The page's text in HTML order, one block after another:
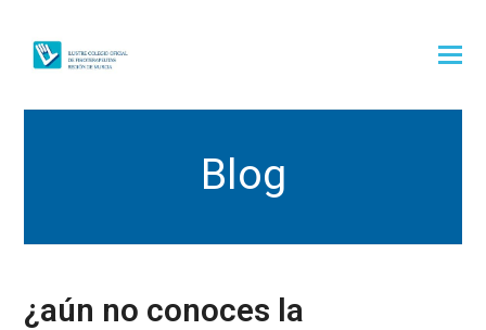
Blog
¿aún no conoces la